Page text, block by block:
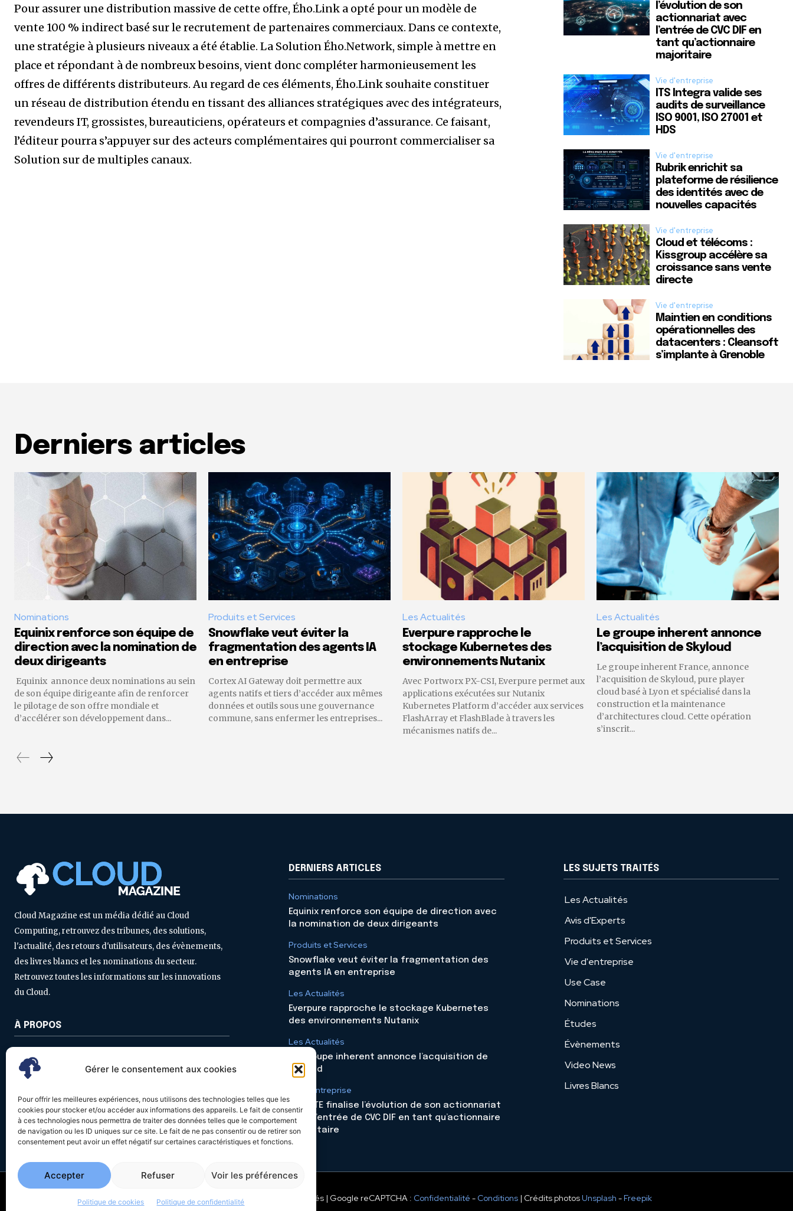
Gérer le consentement aux cookies
Pour offrir les meilleures expériences, nous utilisons des technologies telles que les
cookies pour stocker et/ou accéder aux informations des appareils. Le fait de consentir
à ces technologies nous permettra de traiter des données telles que le comportement
de navigation ou les ID uniques sur ce site. Le fait de ne pas consentir ou de retirer son
consentement peut avoir un effet négatif sur certaines caractéristiques et fonctions.
Accepter Refuser Voir les préférences
Politique de cookies Politique de confidentialité
Pour assurer une distribution massive de cette offre, Ého.Link a opté pour un modèle de
vente 100 % indirect basé sur le recrutement de partenaires commerciaux. Dans ce contexte,
une stratégie à plusieurs niveaux a été établie. La Solution Ého.Network, simple à mettre en
place et répondant à de nombreux besoins, vient donc compléter harmonieusement les
offres de différents distributeurs. Au regard de ces éléments, Ého.Link souhaite constituer
un réseau de distribution étendu en tissant des alliances stratégiques avec des intégrateurs,
revendeurs IT, grossistes, bureauticiens, opérateurs et compagnies d’assurance. Ce faisant,
l’éditeur pourra s’appuyer sur des acteurs complémentaires qui pourront commercialiser sa
Solution sur de multiples canaux.
l’évolution de son
actionnariat avec
l’entrée de CVC DIF en
tant qu’actionnaire
majoritaire
Vie d'entreprise
ITS Integra valide ses
audits de surveillance
ISO 9001, ISO 27001 et
HDS
Vie d'entreprise
Rubrik enrichit sa
plateforme de résilience
des identités avec de
nouvelles capacités
Vie d'entreprise
Cloud et télécoms :
Kissgroup accélère sa
croissance sans vente
directe
Vie d'entreprise
Maintien en conditions
opérationnelles des
datacenters : Cleansoft
s’implante à Grenoble
Derniers articles
Nominations
Equinix renforce son équipe de
direction avec la nomination de
deux dirigeants
Equinix annonce deux nominations au sein
de son équipe dirigeante afin de renforcer
le pilotage de son offre mondiale et
d’accélérer son développement dans...
Produits et Services
Snowflake veut éviter la
fragmentation des agents IA
en entreprise
Cortex AI Gateway doit permettre aux
agents natifs et tiers d’accéder aux mêmes
données et outils sous une gouvernance
commune, sans enfermer les entreprises...
Les Actualités
Everpure rapproche le
stockage Kubernetes des
environnements Nutanix
Avec Portworx PX-CSI, Everpure permet aux
applications exécutées sur Nutanix
Kubernetes Platform d’accéder aux services
FlashArray et FlashBlade à travers les
mécanismes natifs de...
Les Actualités
Le groupe inherent annonce
l’acquisition de Skyloud
Le groupe inherent France, annonce
l’acquisition de Skyloud, pure player
cloud basé à Lyon et spécialisé dans la
construction et la maintenance
d’architectures cloud. Cette opération
s’inscrit...
Cloud Magazine est un média dédié au Cloud
Computing, retrouvez des tribunes, des solutions,
l'actualité, des retours d'utilisateurs, des évènements,
des livres blancs et les nominations du secteur.
Retrouvez toutes les informations sur les innovations
du Cloud.
À PROPOS
Politique de confidentialité
DERNIERS ARTICLES
Nominations
Equinix renforce son équipe de direction avec
la nomination de deux dirigeants
Produits et Services
Snowflake veut éviter la fragmentation des
agents IA en entreprise
Les Actualités
Everpure rapproche le stockage Kubernetes
des environnements Nutanix
Les Actualités
Le groupe inherent annonce l’acquisition de
Skyloud
Vie d'entreprise
CELESTE finalise l’évolution de son actionnariat
avec l’entrée de CVC DIF en tant qu’actionnaire
majoritaire
LES SUJETS TRAITÉS
Les Actualités
Avis d'Experts
Produits et Services
Vie d'entreprise
Use Case
Nominations
Études
Évènements
Video News
Livres Blancs
© 2026 - Cloud Magazine - Tous droits réservés | Google reCAPTCHA : Confidentialité - Conditions | Crédits photos Unsplash - Freepik